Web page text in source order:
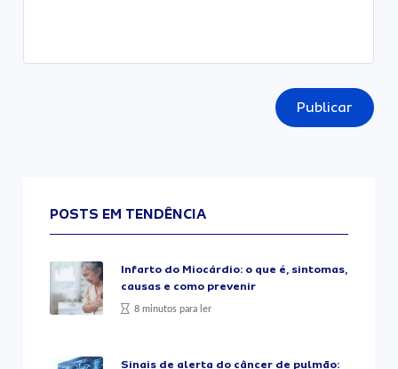
Publicar
POSTS EM TENDÊNCIA
Infarto do Miocárdio: o que é, sintomas,
causas e como prevenir
8 minutos para ler
Sinais de alerta do câncer de pulmão: